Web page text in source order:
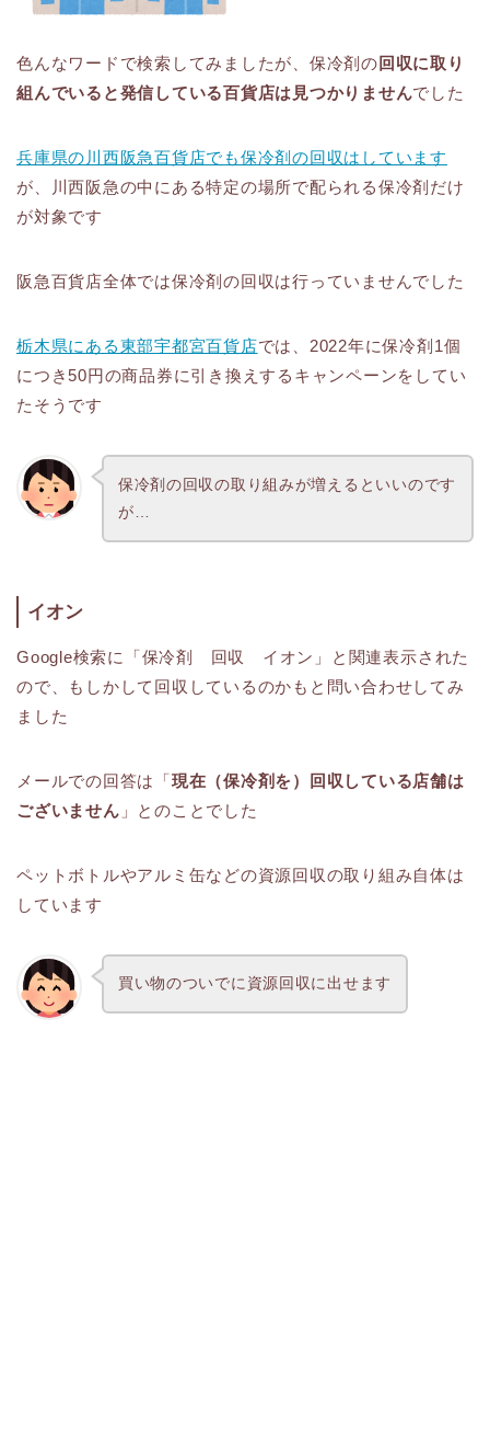
色んなワードで検索してみましたが、保冷剤の 回収に取り
組んでいると発信している百貨店は見つかりませんでした
兵庫県の川西阪急百貨店でも保冷剤の回収はしています
が、川西阪急の中にある特定の場所で配られる保冷剤だけ
が対象です
阪急百貨店全体では保冷剤の回収は行っていませんでした
栃木県にある東部宇都宮百貨店では、2022年に保冷剤1個
につき50円の商品券に引き換えするキャンペーンをしてい
たそうです
保冷剤の回収の取り組みが増えるといいのです
が…
イオン
Google検索に「保冷剤 回収 イオン」と関連表示された
ので、もしかして回収しているのかもと問い合わせしてみ
ました
メールでの回答は「現在（保冷剤を）回収している店舗は
ございません 」とのことでした
ペットボトルやアルミ缶などの資源回収の取り組み自体は
しています
買い物のついでに資源回収に出せます